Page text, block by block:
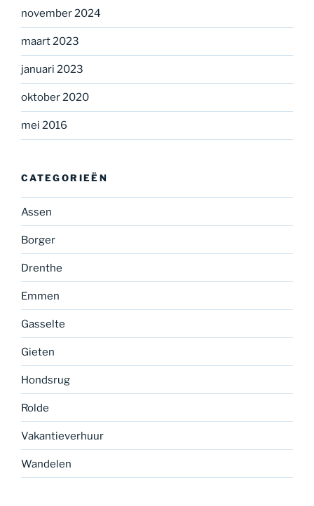
november 2024
maart 2023
januari 2023
oktober 2020
mei 2016
CATEGORIEËN
Assen
Borger
Drenthe
Emmen
Gasselte
Gieten
Hondsrug
Rolde
Vakantieverhuur
Wandelen